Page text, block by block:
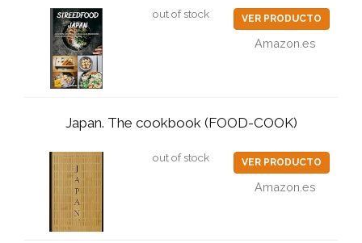
out of stock VER PRODUCTO
Amazon.es
Japan. The cookbook (FOOD-COOK)
out of stock VER PRODUCTO
Amazon.es